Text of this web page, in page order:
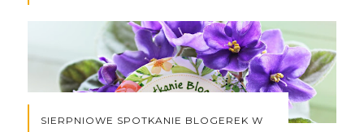
SIERPNIOWE SPOTKANIE BLOGEREK W